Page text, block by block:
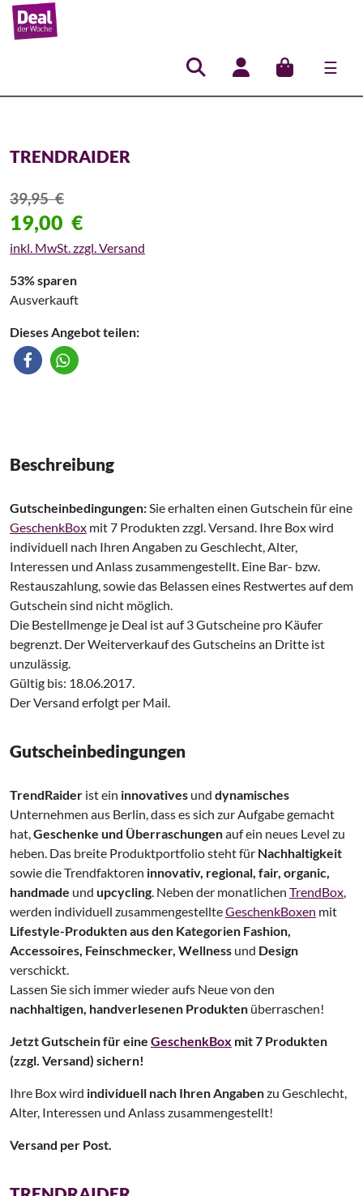
☰
Hauptnavigation
TRENDRAIDER
39,95€
19,00 €
inkl. MwSt. zzgl. Versand
53% sparen
Ausverkauft
Dieses Angebot teilen:
Beschreibung
Gutscheinbedingungen: Sie erhalten einen Gutschein für eine
GeschenkBox mit 7 Produkten zzgl. Versand. Ihre Box wird
individuell nach Ihren Angaben zu Geschlecht, Alter,
Interessen und Anlass zusammengestellt. Eine Bar- bzw.
Restauszahlung, sowie das Belassen eines Restwertes auf dem
Gutschein sind nicht möglich.
Die Bestellmenge je Deal ist auf 3 Gutscheine pro Käufer
begrenzt. Der Weiterverkauf des Gutscheins an Dritte ist
unzulässig.
Gültig bis: 18.06.2017.
Der Versand erfolgt per Mail.
Gutscheinbedingungen
TrendRaider ist ein innovatives und dynamisches
Unternehmen aus Berlin, dass es sich zur Aufgabe gemacht
hat, Geschenke und Überraschungenauf ein neues Level zu
heben. Das breite Produktportfolio steht für Nachhaltigkeit
sowie die Trendfaktoren innovativ, regional, fair, organic,
handmade und upcycling . Neben der monatlichen TrendBox
werden individuell zusammengestellteGeschenkBoxen mit
Lifestyle-Produkten aus den Kategorien Fashion,
Accessoires, Feinschmecker, Wellness und Design
verschickt.
Lassen Sie sich immer wieder aufs Neue von den
nachhaltigen, handverlesenen Produkten überraschen!
Jetzt Gutschein für eine GeschenkBox mit 7 Produkten
(zzgl. Versand) sichern!
Ihre Box wird individuell nach Ihren Angabenzu Geschlecht,
Alter, Interessen und Anlass zusammengestellt!
Versand per Post.